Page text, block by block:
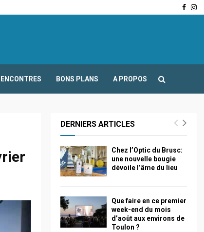
BONS PLANS A PROPOS
DERNIERS ARTICLES
Chez l’Optic du Brusc:
une nouvelle bougie
dévoile l’âme du lieu
Que faire en ce premier
week-end du mois
d’août aux environs de
Toulon ?